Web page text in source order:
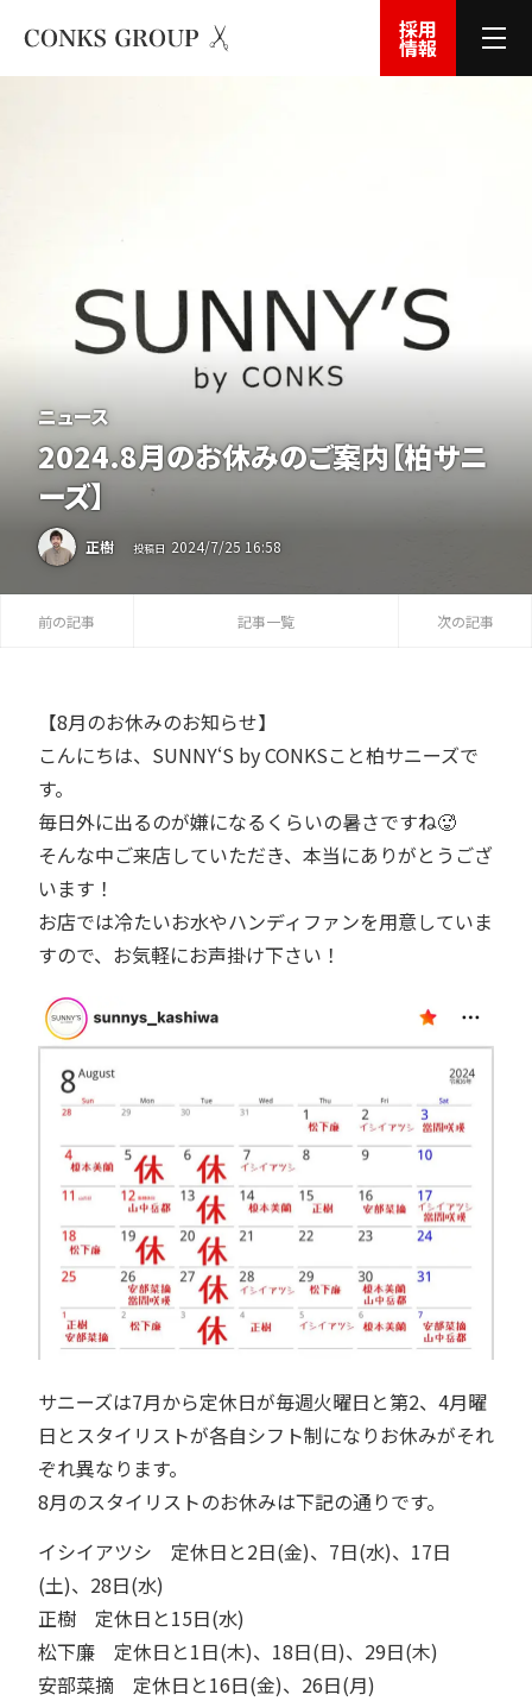
採用
情報
ニュース
2024.8月のお休みのご案内【柏サニ
ーズ】
正樹 投稿日 2024/7/2516:58
前の記事 記事一覧 次の記事
【8月のお休みのお知らせ】
こんにちは、SUNNY‘S by CONKSこと柏サニーズで
す。
毎日外に出るのが嫌になるくらいの暑さですね🥵
そんな中ご来店していただき、本当にありがとうござ
います！
お店では冷たいお水やハンディファンを用意していま
すので、お気軽にお声掛け下さい！
サニーズは7月から定休日が毎週火曜日と第2、4月曜
日とスタイリストが各自シフト制になりお休みがそれ
ぞれ異なります。
8月のスタイリストのお休みは下記の通りです。
イシイアツシ 定休日と2日(金)、7日(水)、17日
(土)、28日(水)
正樹 定休日と15日(水)
松下廉 定休日と1日(木)、18日(日)、29日(木)
安部菜摘 定休日と16日(金)、26日(月)